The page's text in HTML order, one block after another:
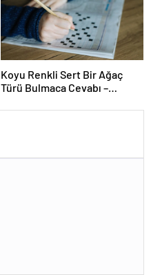
Koyu Renkli Sert Bir Ağaç
Türü Bulmaca Cevabı –
Bir Ağaç Türü